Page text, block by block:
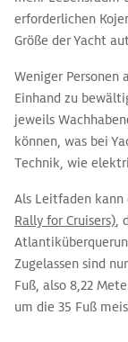
erforderlichen
Größe der Yacht
Weniger Personen
Einhand zu
jeweils
können, was bei
Technik, wie
Als Leitfaden kann
Rally for Cruisers),
Zugelassen sind
Fuß, also 8,22
um die 35 Fuß